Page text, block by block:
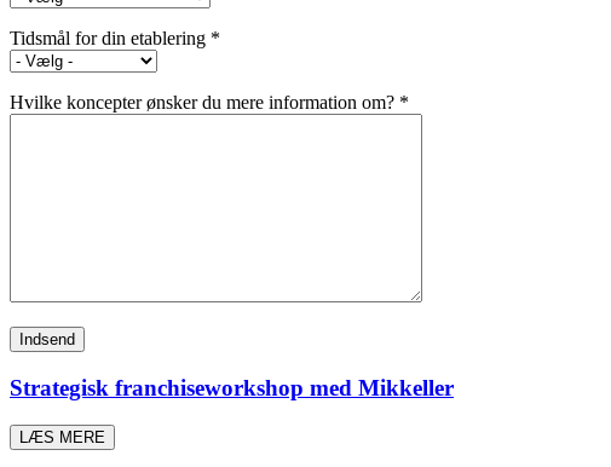
Tidsmål for din etablering *
Hvilke koncepter ønsker du mere information om? *
Strategisk franchiseworkshop med Mikkeller
LÆS MERE